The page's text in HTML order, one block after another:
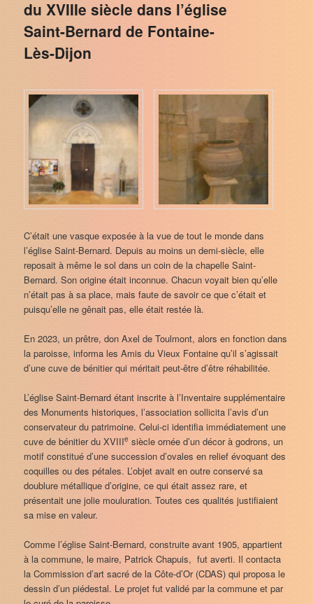
du XVIIIe siècle dans l’église
Saint-Bernard de Fontaine-
Lès-Dijon
C’était une vasque exposée à la vue de tout le monde dans
l’église Saint-Bernard. Depuis au moins un demi-siècle, elle
reposait à même le sol dans un coin de la chapelle Saint-
Bernard. Son origine était inconnue. Chacun voyait bien qu’elle
n’était pas à sa place, mais faute de savoir ce que c’était et
puisqu’elle ne gênait pas, elle était restée là.
En 2023, un prêtre, don Axel de Toulmont, alors en fonction dans
la paroisse, informa les Amis du Vieux Fontaine qu’il s’agissait
d’une cuve de bénitier qui méritait peut-être d’être réhabilitée.
L’église Saint-Bernard étant inscrite à l’Inventaire supplémentaire
des Monuments historiques, l’association sollicita l’avis d’un
conservateur du patrimoine. Celui-ci identifia immédiatement une
cuve de bénitier du XVIIIe siècle ornée d’un décor à godrons, un
motif constitué d’une succession d’ovales en relief évoquant des
coquilles ou des pétales. L’objet avait en outre conservé sa
doublure métallique d’origine, ce qui était assez rare, et
présentait une jolie mouluration. Toutes ces qualités justifiaient
sa mise en valeur.
Comme l’église Saint-Bernard, construite avant 1905, appartient
à la commune, le maire, Patrick Chapuis, fut averti. Il contacta
la Commission d’art sacré de la Côte-d’Or (CDAS) qui proposa le
dessin d’un piédestal. Le projet fut validé par la commune et par